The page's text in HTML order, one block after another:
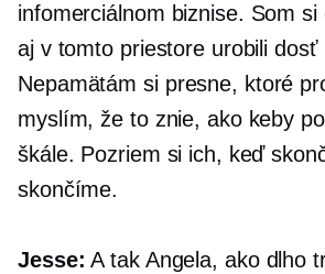
infomerciálnom biznise. Som
aj v tomto priestore urobili dosť
Nepamätám si presne, ktoré
myslím, že to znie, ako keby
škále. Pozriem si ich, keď
skončíme.
Jesse: A tak Angela, ako dlho